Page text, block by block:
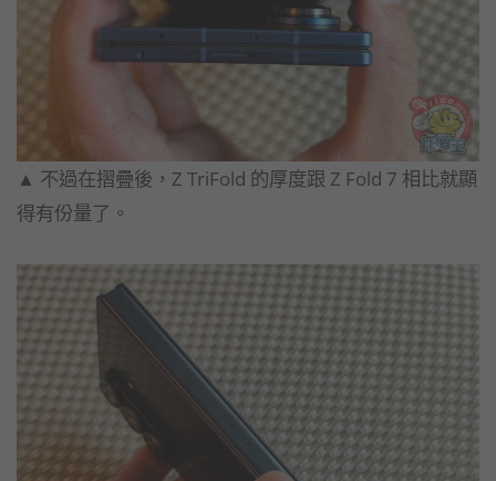
▲ 不過在摺疊後，Z TriFold 的厚度跟 Z Fold 7 相比就顯
得有份量了。